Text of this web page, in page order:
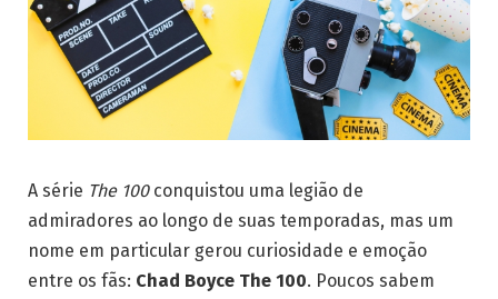
A série The 100conquistou uma legião de
admiradores ao longo de suas temporadas, mas um
nome em particular gerou curiosidade e emoção
entre os fãs: Chad Boyce The 100. Poucos sabem